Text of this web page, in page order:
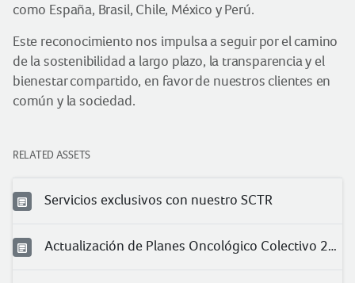
como España, Brasil, Chile, México y Perú.
Este reconocimiento nos impulsa a seguir por el camino
de la sostenibilidad a largo plazo, la transparencia y el
bienestar compartido, en favor de nuestros clientes en
común y la sociedad.
RELATED ASSETS
Servicios exclusivos con nuestro SCTR
Actualización de Planes Oncológico Colectivo 2025